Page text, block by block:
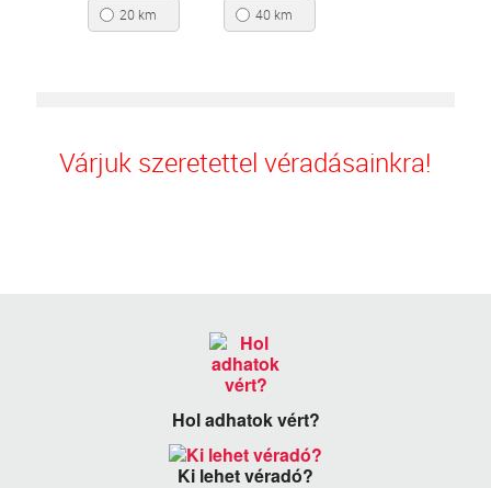
20 km
40 km
Várjuk szeretettel véradásainkra!
Hol adhatok vért?
Ki lehet véradó?